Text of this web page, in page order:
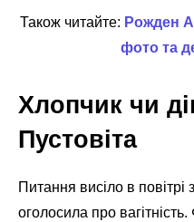
Також читайте: Рожден
фото та
Хлопчик чи
Пустовіта
Питання висіло в повітрі
оголосила про